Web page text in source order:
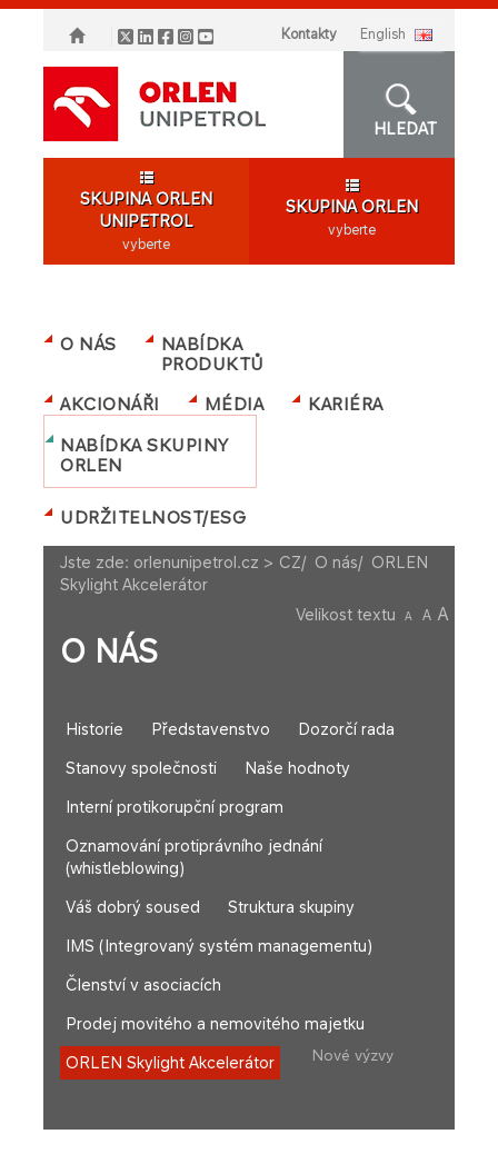
Kontakty english
HLEDAT
SKUPINA ORLEN
UNIPETROL
vyberte
SKUPINA ORLEN
vyberte
O NÁS
NABÍDKA
PRODUKTŮ
AKCIONÁŘI
MÉDIA
KARIÉRA
NABÍDKA SKUPINY
ORLEN
UDRŽITELNOST/ESG
Jste zde: orlenunipetrol.cz > CZ/ O nás/ ORLEN
Skylight Akcelerátor
Velikost textu
A A A
O NÁS
Historie Představenstvo Dozorčí rada
Stanovy společnosti Naše hodnoty
Interní protikorupční program
Oznamování protiprávního jednání
(whistleblowing)
Váš dobrý soused Struktura skupiny
IMS (Integrovaný systém managementu)
Členství v asociacích
Prodej movitého a nemovitého majetku
ORLEN Skylight Akcelerátor Nové výzvy